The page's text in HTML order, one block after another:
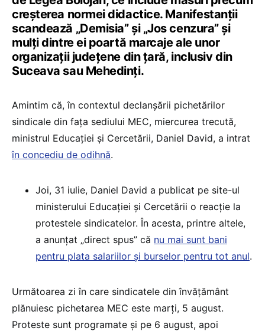
creșterea normei didactice. Manifestanții
scandează „Demisia” și „Jos cenzura” și
mulți dintre ei poartă marcaje ale unor
organizații județene din țară, inclusiv din
Suceava sau Mehedinți.
Amintim că, în contextul declanșării pichetărilor
sindicale din fața sediului MEC, miercurea trecută,
ministrul Educației și Cercetării, Daniel David, a intrat
în concediu de odihnă.
Joi, 31 iulie, Daniel David a publicat pe site-ul
ministerului Educației și Cercetării o reacție la
protestele sindicatelor. În acesta, printre altele,
a anunțat „direct spus” că nu mai sunt bani
pentru plata salariilor și burselor pentru tot anul.
Următoarea zi în care sindicatele din învățământ
plănuiesc pichetarea MEC este marți, 5 august.
Proteste sunt programate și pe 6 august, apoi